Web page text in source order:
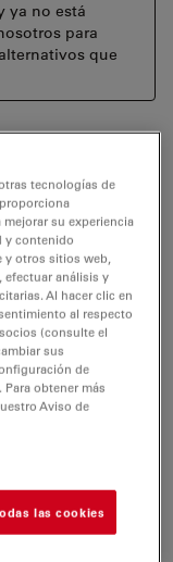
ya no está
para
que
de los
una gran
visual manual a
dificultad para
de acuerdo
operadores.
resulta
un seguimiento
de forma
la microscopía
fiables de
tecnologías de
su experiencia
y contenido
y otros sitios web,
efectuar análisis y
Al hacer clic en
al respecto
(consulte el
sus
de
obtener más
Aviso de
las cookies